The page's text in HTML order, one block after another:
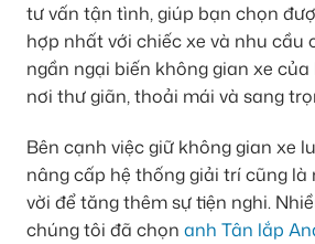
tư vấn tận tình, giúp bạn chọn
hợp nhất với chiếc xe và nhu cầu
ngần ngại biến không gian xe
nơi thư giãn, thoải mái và sang
Bên cạnh việc giữ không gian xe
nâng cấp hệ thống giải trí cũng
vời để tăng thêm sự tiện nghi.
chúng tôi đã chọn anh Tân lắp